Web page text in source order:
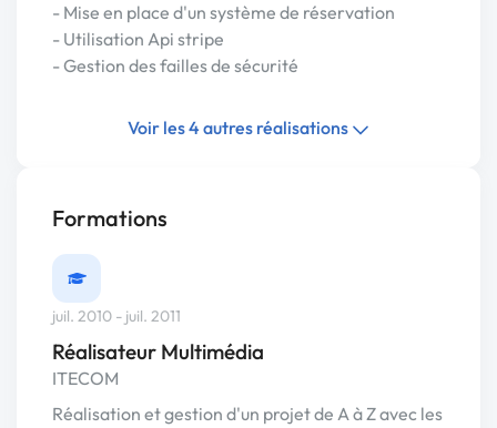
- Mise en place d'un système de réservation
- Utilisation Api stripe
- Gestion des failles de sécurité
Voir les 4 autres réalisations
Formations
juil. 2010 - juil. 2011
Réalisateur Multimédia
ITECOM
Réalisation et gestion d'un projet de A à Z avec les